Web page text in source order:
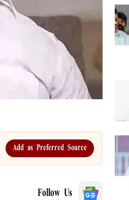
Add as Preferred Source
Follow Us